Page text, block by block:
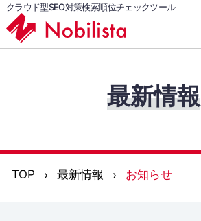
クラウド型SEO対策検索順位チェックツール
最新情報
TOP 最新情報 お知らせ